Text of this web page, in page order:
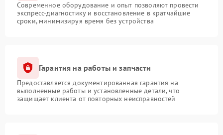
Современное оборудование и опыт позволяют провести
экспресс-диагностику и восстановление в кратчайшие
сроки, минимизируя время без устройства
Гарантия на работы и запчасти
Предоставляется документированная гарантия на
выполненные работы и установленные детали, что
защищает клиента от повторных неисправностей